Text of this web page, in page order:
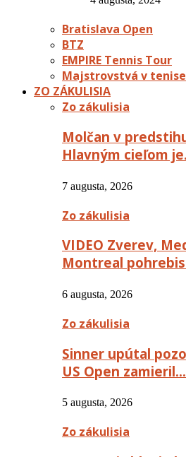
Bratislava Open
BTZ
EMPIRE Tennis Tour
Majstrovstvá v tenise
ZO ZÁKULISIA
Zo zákulisia
Molčan v
Hlavným cieľom
7 augusta, 2026
Zo zákulisia
VIDEO Zverev,
Montreal
6 augusta, 2026
Zo zákulisia
Sinner upútal
US Open zamieril…
5 augusta, 2026
Zo zákulisia